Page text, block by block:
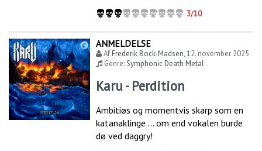
3/10
ANMELDELSE
AfFrederik Bock-Madsen,12. november 2025
Genre:Symphonic Death Metal
Karu - Perdition
Ambitiøs og momentvis skarp som en
katanaklinge … om end vokalen burde
dø ved daggry!